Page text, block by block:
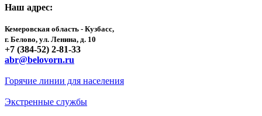
Наш адрес:
Кемеровская область - Кузбасс,
г. Белово, ул. Ленина, д. 10
+7 (384-52) 2-81-33
abr@belovorn.ru
Горячие линии для населения
Экстренные службы